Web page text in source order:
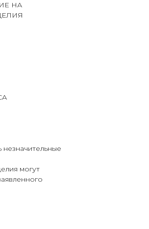
НА
могут